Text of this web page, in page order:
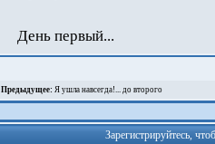
День первый...
Предыдущее: Я ушла навсегда!... до второго
Зарегистрируйтесь,